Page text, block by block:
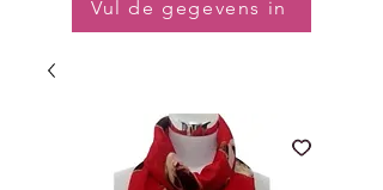
Vul de gegevens in